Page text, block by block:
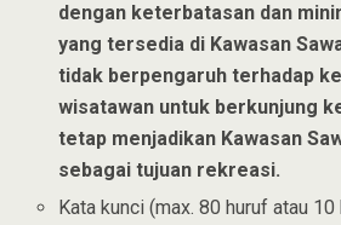
dengan keterbatasan dan
yang tersedia di Kawasan
tidak berpengaruh terhadap
wisatawan untuk berkunjung
tetap menjadikan Kawasan
sebagai tujuan rekreasi.
Kata kunci (max. 80 huruf atau 10